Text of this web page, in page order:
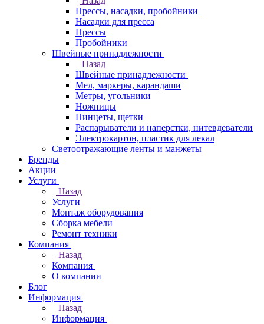
Прессы, насадки, пробойники
Насадки для пресса
Прессы
Пробойники
Швейные принадлежности
Назад
Швейные принадлежности
Мел, маркеры, карандаши
Метры, угольники
Ножницы
Пинцеты, щетки
Распарыватели и наперстки, нитевдеватели
Электрокартон, пластик для лекал
Светоотражающие ленты и манжеты
Бренды
Акции
Услуги
Назад
Услуги
Монтаж оборудования
Сборка мебели
Ремонт техники
Компания
Назад
Компания
О компании
Блог
Информация
Назад
Информация